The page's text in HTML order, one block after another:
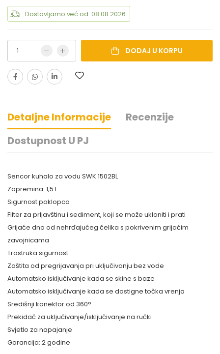
Dostavljamo već od: 08.08.2026.
DODAJ U KORPU
Detaljne Informacije
Recenzije
Dostupnost U PJ
Sencor kuhalo za vodu SWK 1502BL
Zapremina: 1,5 l
Sigurnost poklopca
Filter za prljavštinu i sediment, koji se može ukloniti i prati
Grijaće dno od nehrđajućeg čelika s pokrivenim grijaćim
zavojnicama
Trostruka sigurnost
Zaštita od pregrijavanja pri uključivanju bez vode
Automatsko isključivanje kada se skine s baze
Automatsko isključivanje kada se dostigne točka vrenja
Središnji konektor od 360°
Prekidač za uključivanje/isključivanje na ručki
Svjetlo za napajanje
Garancija: 2 godine